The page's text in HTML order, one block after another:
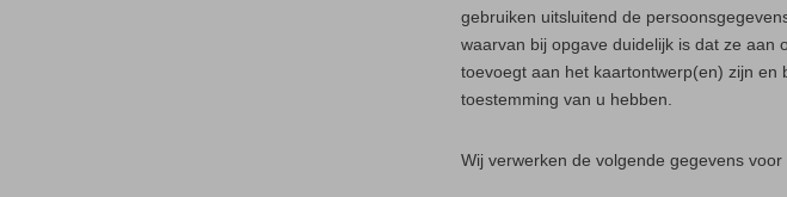
gebruiken uitsluitend de
waarvan bij opgave duidelijk is dat ze aan
toevoegt aan het kaartontwerp(en) zijn en
toestemming van u hebben.
Wij verwerken de volgende gegevens